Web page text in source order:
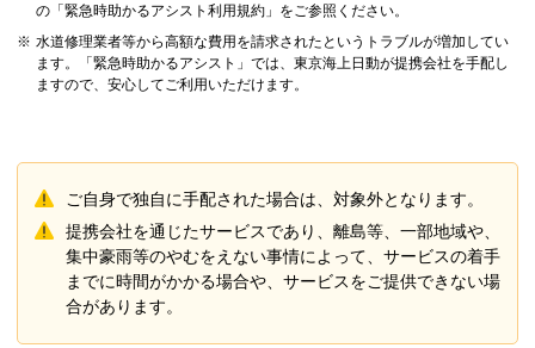
の「緊急時助かるアシスト利用規約」をご参照ください。
※ 水道修理業者等から高額な費用を請求されたというトラブルが増加してい
ます。「緊急時助かるアシスト」では、東京海上日動が提携会社を手配し
ますので、安心してご利用いただけます。
ご自身で独自に手配された場合は、対象外となります。
提携会社を通じたサービスであり、離島等、一部地域や、
集中豪雨等のやむをえない事情によって、サービスの着手
までに時間がかかる場合や、サービスをご提供できない場
合があります。